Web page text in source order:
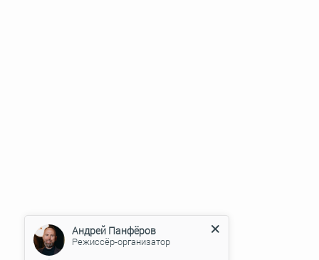
Андрей Панфёров
Режиссёр-организатор